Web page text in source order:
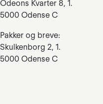
Odeons Kvarter 8, 1.
5000 Odense C
Pakker og breve:
Skulkenborg 2, 1.
5000 Odense C